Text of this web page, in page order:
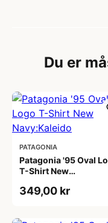
Du er
PATAGONIA
Patagonia '95 Oval
T-Shirt New
349,00 kr